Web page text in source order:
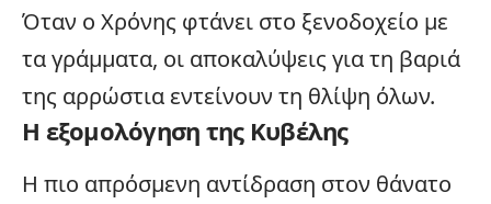
Όταν ο Χρόνης φτάνει στο ξενοδοχείο με
τα γράμματα, οι αποκαλύψεις για τη βαριά
της αρρώστια εντείνουν τη θλίψη όλων.
Η εξομολόγηση της Κυβέλης
Η πιο απρόσμενη αντίδραση στον θάνατο